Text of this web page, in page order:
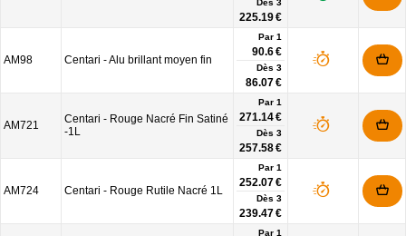
Dès 3
225.19 €
AM98 Centari - Alu brillant moyen fin
Par 1
90.6 €
Dès 3
86.07 €
AM721
Centari - Rouge Nacré Fin Satiné
-1L
Par 1
271.14 €
Dès 3
257.58 €
AM724 Centari - Rouge Rutile Nacré 1L
Par 1
252.07 €
Dès 3
239.47 €
Par 1